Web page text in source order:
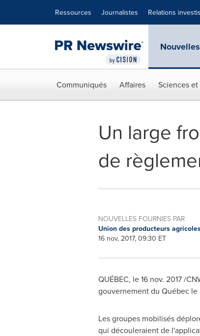
Ressources Journalistes Relations
Nouvelles
Communiqués Affaires Sciences
Un large
de
NOUVELLES FOURNIES PAR
Union des producteurs
16 nov, 2017, 09:30 ET
QUÉBEC, le16 nov. 2017/
gouvernement du Québec
Les groupes mobilisés
qui découleraient de